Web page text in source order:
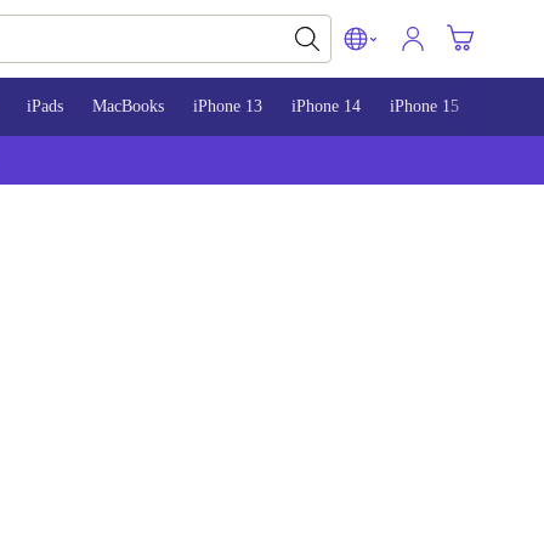
iPads MacBooks iPhone 13 iPhone 14 iPhone 15